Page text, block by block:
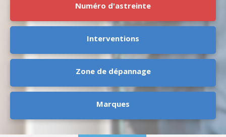
Numéro d'astreinte
Interventions
Zone de dépannage
Marques